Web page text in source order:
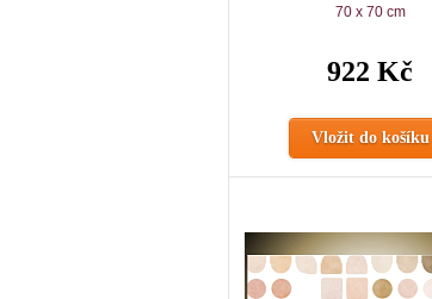
70 x 70 cm
922 Kč
Vložit do košíku